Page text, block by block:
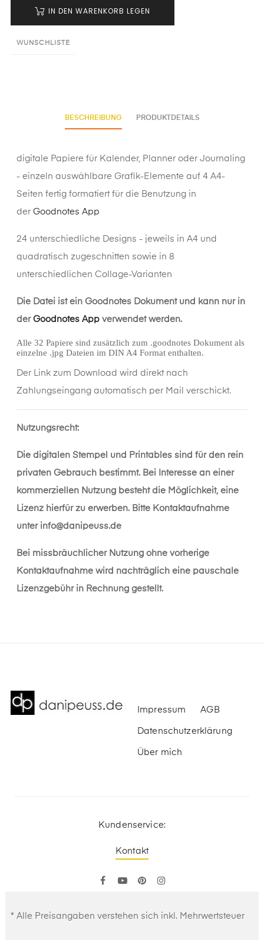
IN DEN WARENKORB LEGEN
WUNSCHLISTE
BESCHREIBUNG PRODUKTDETAILS
digitale Papiere für Kalender, Planner oder Journaling
- einzeln auswählbare Grafik-Elemente auf 4 A4-
Seiten fertig formatiert für die Benutzung in
der Goodnotes App
24 unterschiedliche Designs - jeweils in A4 und
quadratisch zugeschnitten sowie in 8
unterschiedlichen Collage-Varianten
Die Datei ist ein Goodnotes Dokument und kann nur in
der Goodnotes App verwendet werden.
Alle 32 Papiere sind zusätzlich zum .goodnotes Dokument als
einzelne .jpg Dateien im DIN A4 Format enthalten.
Der Link zum Download wird direkt nach
Zahlungseingang automatisch per Mail verschickt.
Nutzungsrecht:
Die digitalen Stempel und Printables sind für den rein
privaten Gebrauch bestimmt. Bei Interesse an einer
kommerziellen Nutzung besteht die Möglichkeit, eine
Lizenz hierfür zu erwerben. Bitte Kontaktaufnahme
unter info@danipeuss.de
Bei missbräuchlicher Nutzung ohne vorherige
Kontaktaufnahme wird nachträglich eine pauschale
Lizenzgebühr in Rechnung gestellt.
Impressum AGB
Datenschutzerklärung
Über mich
Kundenservice:
Kontakt
FacebookYouTubePinterest
* Alle Preisangaben verstehen sich inkl. Mehrwertsteuer